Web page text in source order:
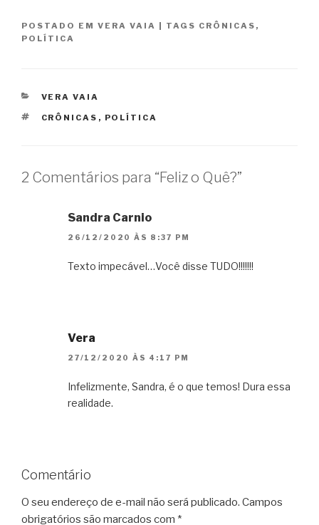
POSTADO EM VERA VAIA | TAGS CRÔNICAS ,
POLÍTICA
CATEGORIAS
VERA VAIA
TAGS
CRÔNICAS , POLÍTICA
2 Comentários para “Feliz o Quê?”
Sandra Carnio
26/12/2020 ÀS 8:37 PM
Texto impecável…Você disse TUDO!!!!!!!
Vera
27/12/2020 ÀS 4:17 PM
Infelizmente, Sandra, é o que temos! Dura essa
realidade.
Comentário
O seu endereço de e-mail não será publicado. Campos
obrigatórios são marcados com *